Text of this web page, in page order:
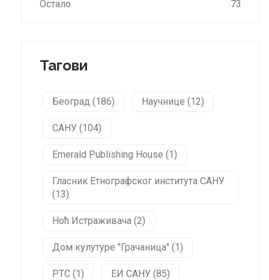
Остало 73
Тагови
Београд (186) Научнице (12)
САНУ (104)
Emerald Publishing House (1)
Гласник Етнографског института САНУ
(13)
Ноћ Истраживача (2)
Дом кулутуре "Грачаница" (1)
РТС (1) ЕИ САНУ (85)